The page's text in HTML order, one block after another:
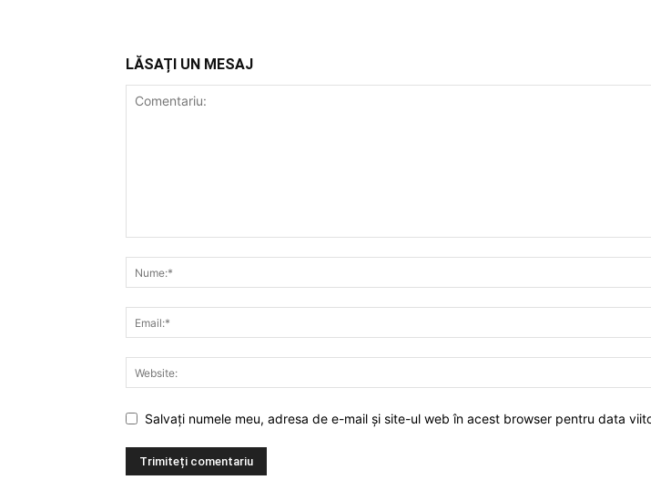
LĂSAȚI UN MESAJ
Salvați numele meu, adresa de e-mail și site-ul web în acest browser pentru data